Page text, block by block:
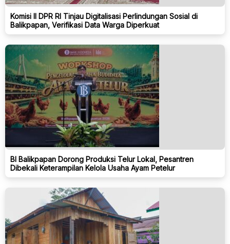
Komisi II DPR RI Tinjau Digitalisasi Perlindungan Sosial di
Balikpapan, Verifikasi Data Warga Diperkuat
BI Balikpapan Dorong Produksi Telur Lokal, Pesantren
Dibekali Keterampilan Kelola Usaha Ayam Petelur